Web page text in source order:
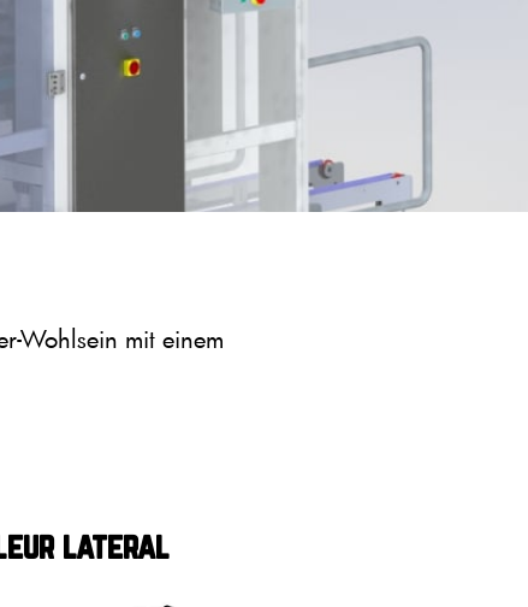
Wohlsein mit einem
lateral